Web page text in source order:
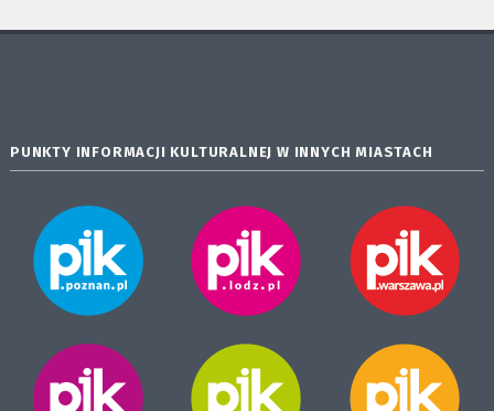
PUNKTY INFORMACJI KULTURALNEJ W INNYCH MIASTACH